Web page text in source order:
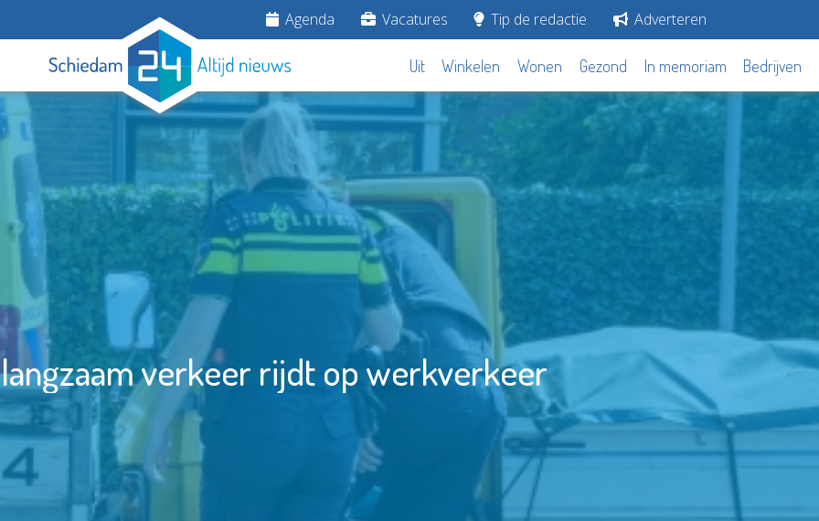
Agenda Vacatures Tip de redactie Adverteren
Uit Winkelen Wonen Gezond In memoriam Bedrijven
verkeer rijdt op werkverkeer